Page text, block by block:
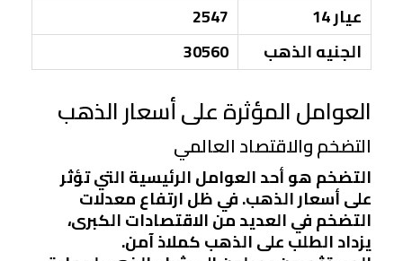
عيار 14
2547
الجنيه الذهب
30560
العوامل المؤثرة على أسعار الذهب
التضخم والاقتصاد العالمي
التضخم هو أحد العوامل الرئيسية التي تؤثر
على أسعار الذهب. في ظل ارتفاع معدلات
التضخم في العديد من الاقتصادات الكبرى،
يزداد الطلب على الذهب كملاذ آمن.